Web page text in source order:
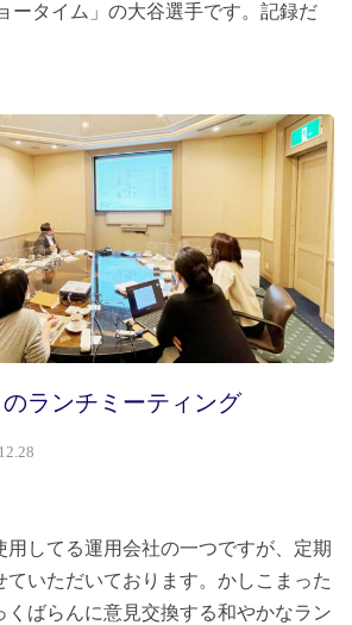
ータイム」の大谷選手です。記録だ
ランチミーティング
用してる運用会社の一つですが、定期
ていただいております。かしこまった
くばらんに意見交換する和やかなラン